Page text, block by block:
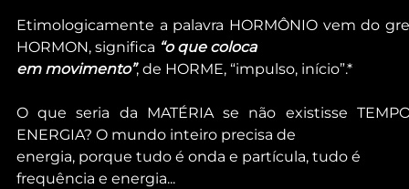
Etimologicamente a palavra HORMÔNIO vem do
HORMON, significa “o que coloca
em movimento”, de HORME, “impulso, início”.*
O que seria da MATÉRIA se não existisse
ENERGIA? O mundo inteiro precisa de
energia, porque tudo é onda e partícula, tudo é
frequência e energia...